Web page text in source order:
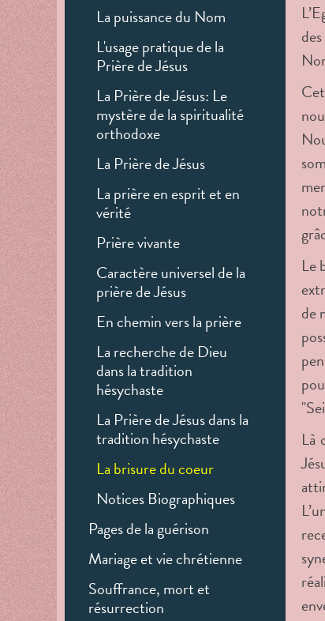
La puissance du Nom
L'usage pratique de la
Prière de Jésus
La Prière de Jésus: Le
mystère de la spiritualité
orthodoxe
La Prière de Jésus
La prière en esprit et en
vérité
Prière vivante
Caractère universel de la
prière de Jésus
En chemin vers la prière
La recherche de Dieu
dans la tradition
hésychaste
La Prière de Jésus dans la
tradition hésychaste
La brisure du coeur
Notices Biographiques
Pages de la guérison
Mariage et vie chrétienne
Souffrance, mort et
résurrection
Le
de
Là